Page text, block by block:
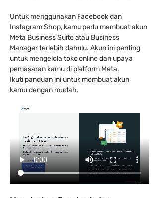
Untuk menggunakan Facebook dan
Instagram Shop, kamu perlu membuat akun
Meta Business Suite atau Business
Manager terlebih dahulu. Akun ini penting
untuk mengelola toko online dan upaya
pemasaran kamu di platform Meta.
Ikuti panduan ini untuk membuat akun
kamu dengan mudah.